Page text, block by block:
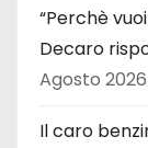
“Perchè
Decaro
Agosto 2026
Il caro